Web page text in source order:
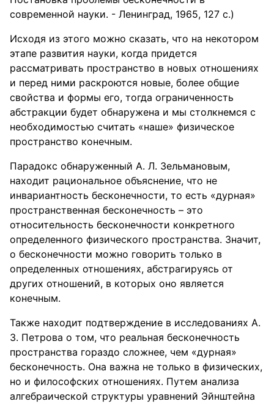
современной науки. - Ленинград, 1965, 127 с.)
Исходя из этого можно сказать, что на некотором
этапе развития науки, когда придется
рассматривать пространство в новых отношениях
и перед ними раскроются новые, более общие
свойства и формы его, тогда ограниченность
абстракции будет обнаружена и мы столкнемся с
необходимостью считать «наше» физическое
пространство конечным.
Парадокс обнаруженный А. Л. Зельмановым,
находит рациональное объяснение, что не
инвариантность бесконечности, то есть «дурная»
пространственная бесконечность – это
относительность бесконечности конкретного
определенного физического пространства. Значит,
о бесконечности можно говорить только в
определенных отношениях, абстрагируясь от
других отношений, в которых оно является
конечным.
Также находит подтверждение в исследованиях А.
З. Петрова о том, что реальная бесконечность
пространства гораздо сложнее, чем «дурная»
бесконечность. Она важна не только в физических,
но и философских отношениях. Путем анализа
алгебраической структуры уравнений Эйнштейна